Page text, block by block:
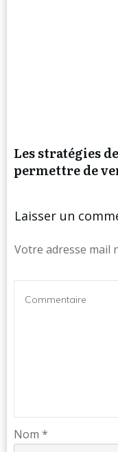
Les stratégies
permettre de
Laisser un
Votre adresse mail
Nom *